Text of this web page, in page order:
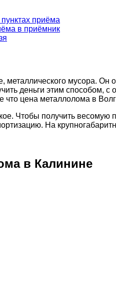
приёма
в приёмник
мусора. Он
деньги этим способом,
цена металлолома в
Чтобы получить
На
в Калинине